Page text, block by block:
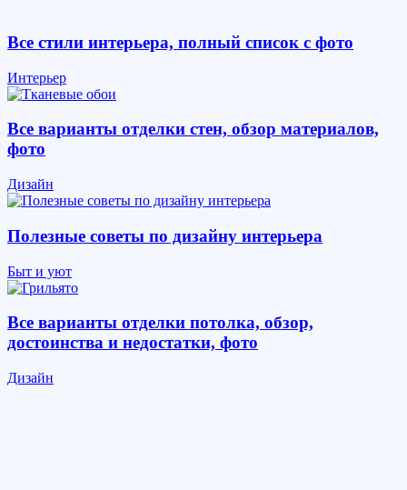
Все стили интерьера, полный список с фото
Интерьер
Все варианты отделки стен, обзор материалов,
фото
Дизайн
Полезные советы по дизайну интерьера
Быт и уют
Все варианты отделки потолка, обзор,
достоинства и недостатки, фото
Дизайн